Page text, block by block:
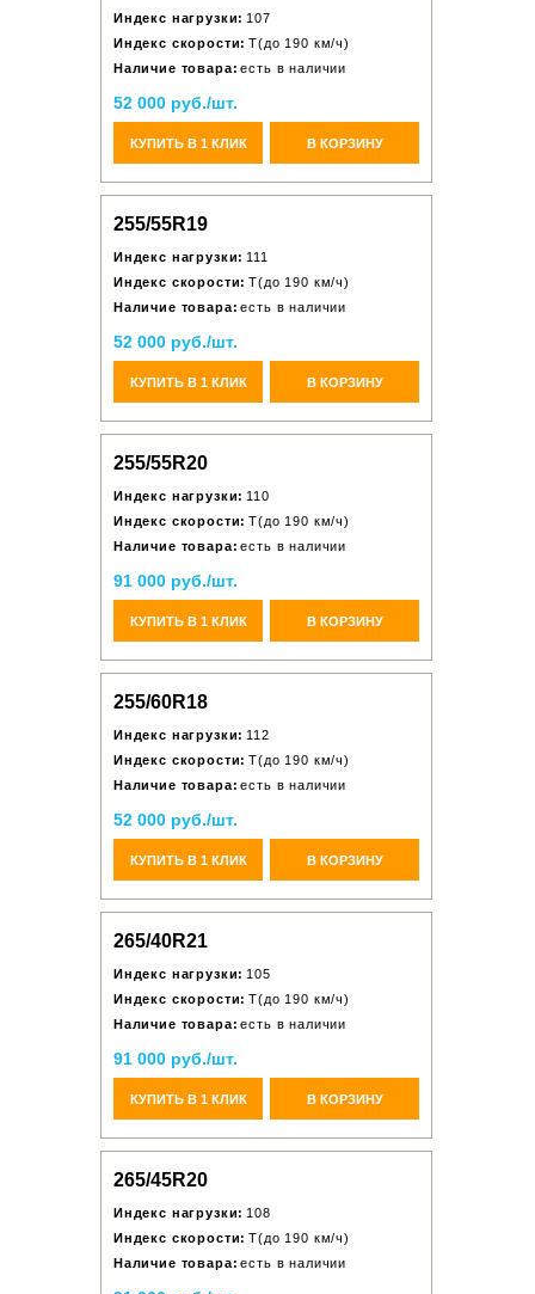
Индекс нагрузки: 107
Индекс скорости: T(до 190 км/ч)
Наличие товара: есть в наличии
52 000 руб./шт.
КУПИТЬ В 1 КЛИК В КОРЗИНУ
255/55R19
Индекс нагрузки: 111
Индекс скорости: T(до 190 км/ч)
Наличие товара: есть в наличии
52 000 руб./шт.
КУПИТЬ В 1 КЛИК В КОРЗИНУ
255/55R20
Индекс нагрузки: 110
Индекс скорости: T(до 190 км/ч)
Наличие товара: есть в наличии
91 000 руб./шт.
КУПИТЬ В 1 КЛИК В КОРЗИНУ
255/60R18
Индекс нагрузки: 112
Индекс скорости: T(до 190 км/ч)
Наличие товара: есть в наличии
52 000 руб./шт.
КУПИТЬ В 1 КЛИК В КОРЗИНУ
265/40R21
Индекс нагрузки: 105
Индекс скорости: T(до 190 км/ч)
Наличие товара: есть в наличии
91 000 руб./шт.
КУПИТЬ В 1 КЛИК В КОРЗИНУ
265/45R20
Индекс нагрузки: 108
Индекс скорости: T(до 190 км/ч)
Наличие товара: есть в наличии